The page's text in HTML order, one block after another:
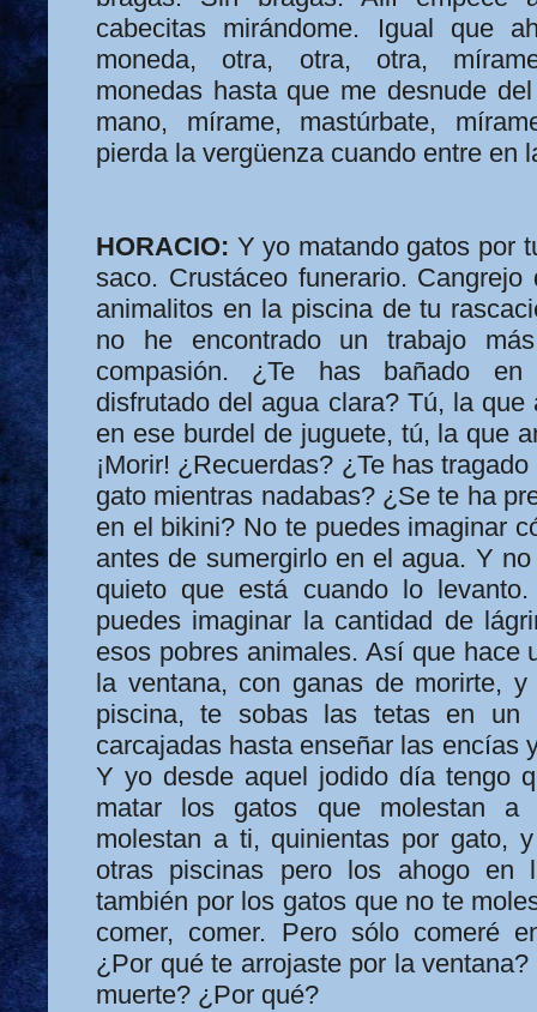
cabecitas mirándome. Igual que
moneda, otra, otra, otra,
monedas hasta que me desnude
mano, mírame, mastúrbate,
pierda la vergüenza cuando entre en
HORACIO: Y yo matando gatos por
saco. Crustáceo funerario.
animalitos en la piscina de tu
no he encontrado un trabajo
compasión. ¿Te has bañado
disfrutado del agua clara? Tú, la
en ese burdel de juguete, tú, la que
¡Morir! ¿Recuerdas? ¿Te has
gato mientras nadabas? ¿Se te ha
en el bikini? No te puedes imaginar
antes de sumergirlo en el agua. Y
quieto que está cuando lo
puedes imaginar la cantidad de
esos pobres animales. Así que hace
la ventana, con ganas de morirte,
piscina, te sobas las tetas en
carcajadas hasta enseñar las encías
Y yo desde aquel jodido día tengo
matar los gatos que molestan
molestan a ti, quinientas por gato,
otras piscinas pero los ahogo en
también por los gatos que no te
comer, comer. Pero sólo comeré
¿Por qué te arrojaste por la
muerte? ¿Por qué?